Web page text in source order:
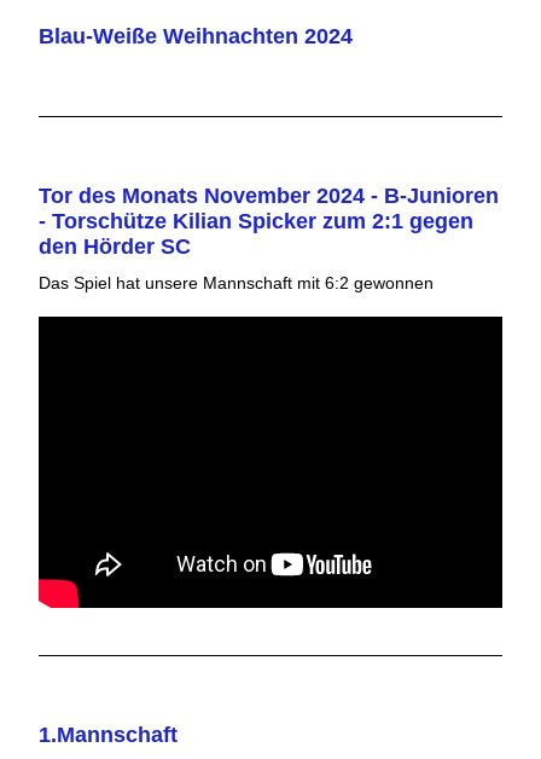
Blau-Weiße Weihnachten 2024
Tor des Monats November 2024 - B-Junioren
- Torschütze Kilian Spicker zum 2:1 gegen
den Hörder SC
Das Spiel hat unsere Mannschaft mit 6:2 gewonnen
1.Mannschaft